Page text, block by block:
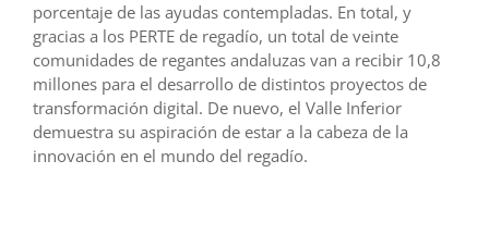
porcentaje de las ayudas contempladas. En total, y
gracias a los PERTE de regadío, un total de veinte
comunidades de regantes andaluzas van a recibir 10,8
millones para el desarrollo de distintos proyectos de
transformación digital. De nuevo, el Valle Inferior
demuestra su aspiración de estar a la cabeza de la
innovación en el mundo del regadío.